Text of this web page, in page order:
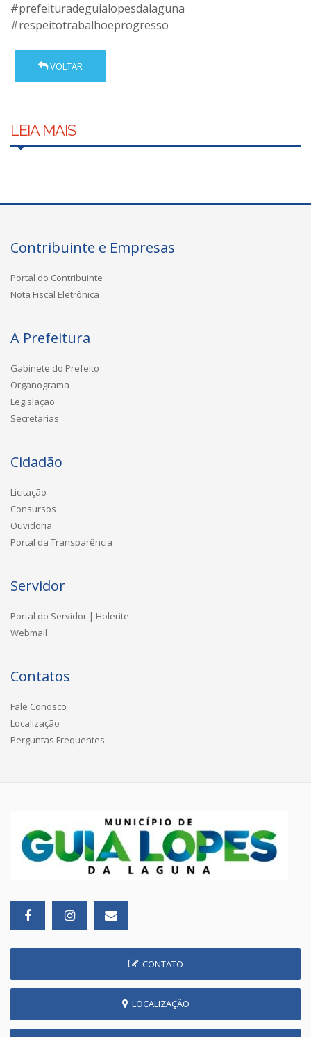
#prefeituradeguialopesdalaguna
#respeitotrabalhoeprogresso
VOLTAR
LEIA MAIS
Contribuinte e Empresas
Portal do Contribuinte
Nota Fiscal Eletrônica
A Prefeitura
Gabinete do Prefeito
Organograma
Legislação
Secretarias
Cidadão
Licitação
Consursos
Ouvidoria
Portal da Transparência
Servidor
Portal do Servidor | Holerite
Webmail
Contatos
Fale Conosco
Localização
Perguntas Frequentes
CONTATO
LOCALIZAÇÃO